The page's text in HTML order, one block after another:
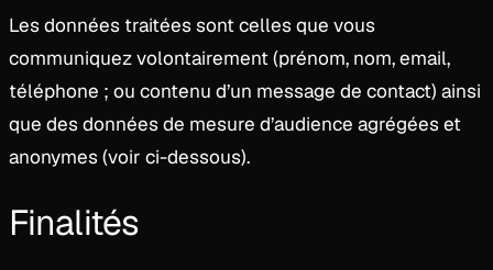
Les données traitées sont celles que vous
communiquez volontairement (prénom, nom, email,
téléphone ; ou contenu d’un message de contact) ainsi
que des données de mesure d’audience agrégées et
anonymes (voir ci-dessous).
Finalités